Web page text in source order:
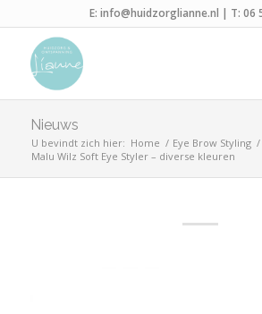
E: info@huidzorglianne.nl | T: 06
Nieuws
U bevindt zich hier: Home / Eye Brow Styling /
Malu Wilz Soft Eye Styler – diverse kleuren